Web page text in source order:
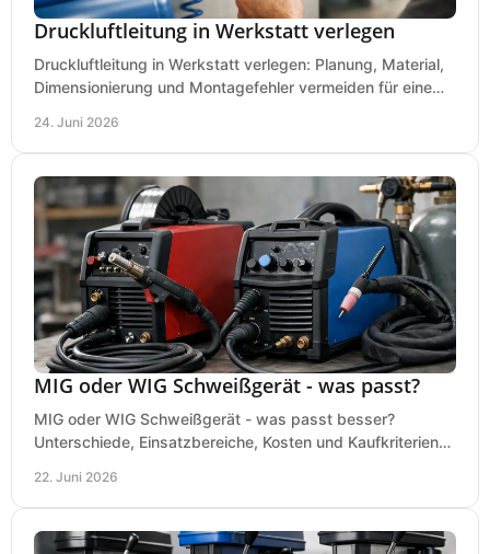
Druckluftleitung in Werkstatt verlegen
Druckluftleitung in Werkstatt verlegen: Planung, Material,
Dimensionierung und Montagefehler vermeiden für eine
24. Juni 2026
MIG oder WIG Schweißgerät - was passt?
MIG oder WIG Schweißgerät - was passt besser?
Unterschiede, Einsatzbereiche, Kosten und Kaufkriterien
22. Juni 2026